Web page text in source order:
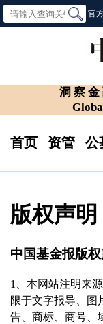
官
洞察
首页 资管 公
版权声明
中国基金报版权
1、本网站注明来
限于文字报导、图
告、商标、商号、